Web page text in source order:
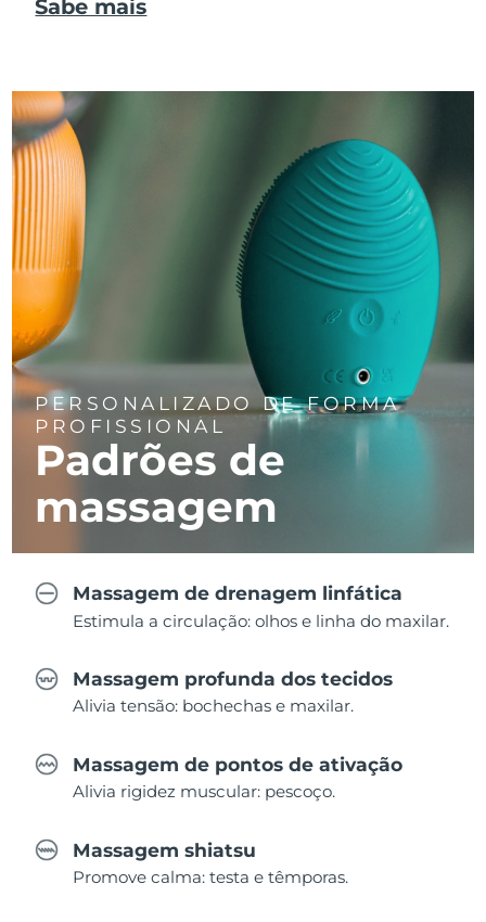
Sabe mais
PERSONALIZADO DE FORMA
PROFISSIONAL
Padrões de
massagem
Massagem de drenagem linfática
Estimula a circulação: olhos e linha do maxilar.
Massagem profunda dos tecidos
Alivia tensão: bochechas e maxilar.
Massagem de pontos de ativação
Alivia rigidez muscular: pescoço.
Massagem shiatsu
Promove calma: testa e têmporas.